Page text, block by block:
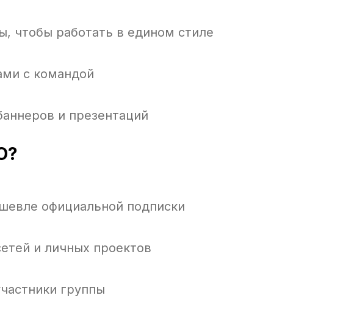
чтобы работать в едином стиле
с командой
и презентаций
официальной подписки
и личных проектов
группы